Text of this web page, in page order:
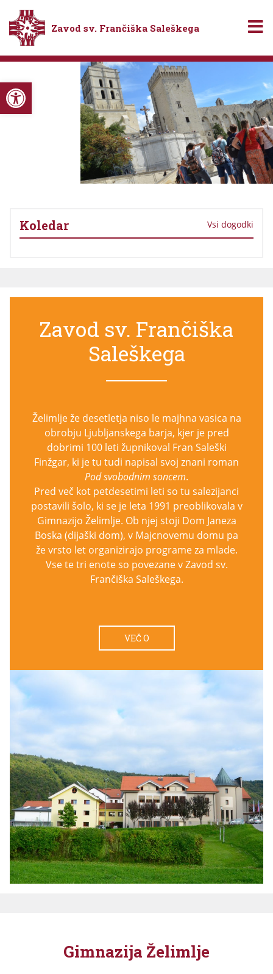
Open toolbar
Zavod sv. Frančiška Saleškega
Koledar Vsi dogodki
Zavod sv. Frančiška
Saleškega
Želimlje že desetletja niso le majhna vasica na
obrobju Ljubljanskega barja, kjer je pred
dobrimi 100 leti župnikoval Fran Saleški
Finžgar, ki je tu tudi napisal svoj znani roman
Pod svobodnim soncem.
Pred več kot petdesetimi leti so tu salezijanci
postavili šolo, ki se je leta 1991 preoblikovala v
Gimnazijo Želimlje. Ob njej stoji Dom Janeza
Boska (dijaški dom), v Majcnovemu domu pa
že vrsto let organizirajo programe za mlade.
Vse te tri enote so povezane v Zavod sv.
Frančiška Saleškega.
VEČ O
Gimnazija Želimlje